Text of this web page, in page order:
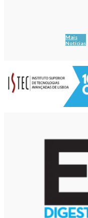
Mais
Notícias